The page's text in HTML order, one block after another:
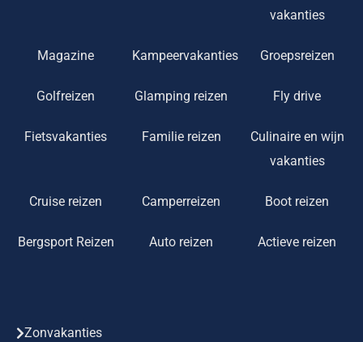
vakanties
Magazine Kampeervakanties Groepsreizen
Golfreizen Glamping reizen Fly drive
Fietsvakanties Familie reizen
Culinaire en wijn
vakanties
Cruise reizen Camperreizen Boot reizen
Bergsport Reizen Auto reizen Actieve reizen
Zonvakanties